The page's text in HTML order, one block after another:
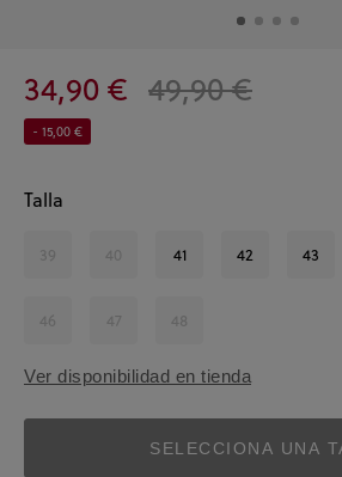
34,90 € 49,90 €
- 15,00 €
Talla
39 40 41 42 43
46 47 48
Ver disponibilidad en tienda
SELECCIONA UNA